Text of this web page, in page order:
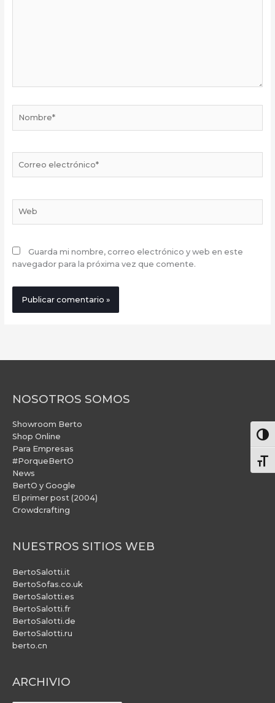
electrónico*
Guarda mi nombre, correo electrónico y web en este
navegador para la próxima vez que comente.
NOSOTROS SOMOS
Showroom Berto
Shop Online
Para Empresas
#PorqueBertO
News
BertO y Google
El primer post (2004)
Crowdcrafting
NUESTROS SITIOS WEB
BertoSalotti.it
BertoSofas.co.uk
BertoSalotti.es
BertoSalotti.fr
BertoSalotti.de
BertoSalotti.ru
berto.cn
ARCHIVIO
ARCHIVIO